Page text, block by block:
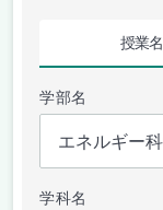
授業名
学部名
学科名